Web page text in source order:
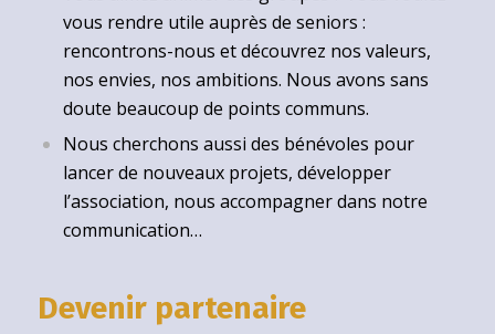
vous rendre utile auprès de seniors :
rencontrons-nous et découvrez nos valeurs,
nos envies, nos ambitions. Nous avons sans
doute beaucoup de points communs.
Nous cherchons aussi des bénévoles pour
lancer de nouveaux projets, développer
l’association, nous accompagner dans notre
communication…
Devenir partenaire